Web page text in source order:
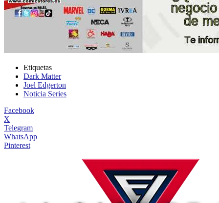
Etiquetas
Dark Matter
Joel Edgerton
Noticia Series
Facebook
X
Telegram
WhatsApp
Pinterest